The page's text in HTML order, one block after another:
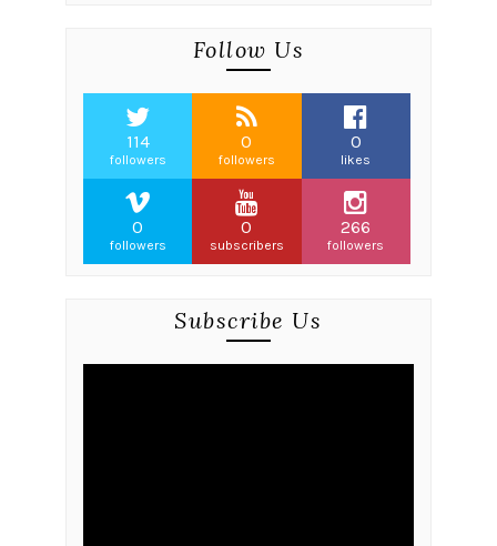
Follow Us
114
followers
0
followers
0
likes
0
followers
0
subscribers
266
followers
Subscribe Us